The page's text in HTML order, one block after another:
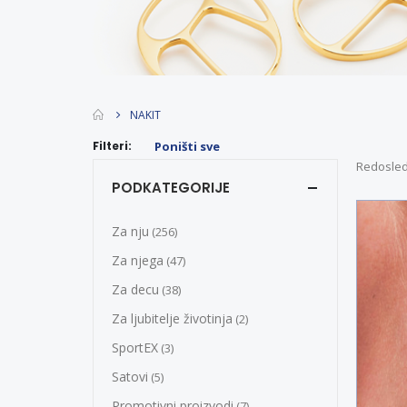
NAKIT
Filteri: Poništi sve
PODKATEGORIJE
Za nju (256)
Za njega (47)
Za decu (38)
Za ljubitelje životinja (2)
SportEX (3)
Satovi (5)